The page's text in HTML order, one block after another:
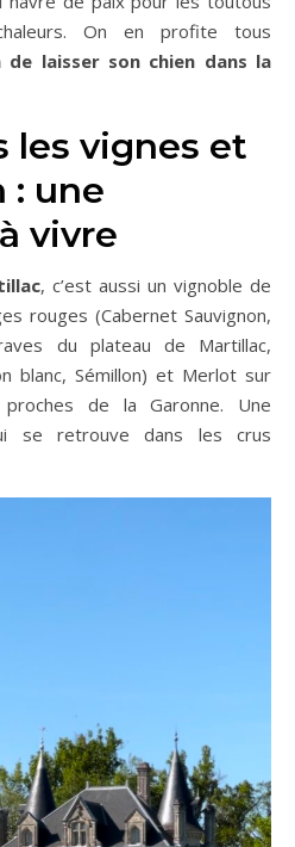
On en profite tous
de laisser son chien dans la
les vignes et
: une
vivre
, c’est aussi un vignoble de
rouges (Cabernet Sauvignon,
du plateau de Martillac,
blanc, Sémillon) et Merlot sur
de la Garonne. Une
se retrouve dans les crus